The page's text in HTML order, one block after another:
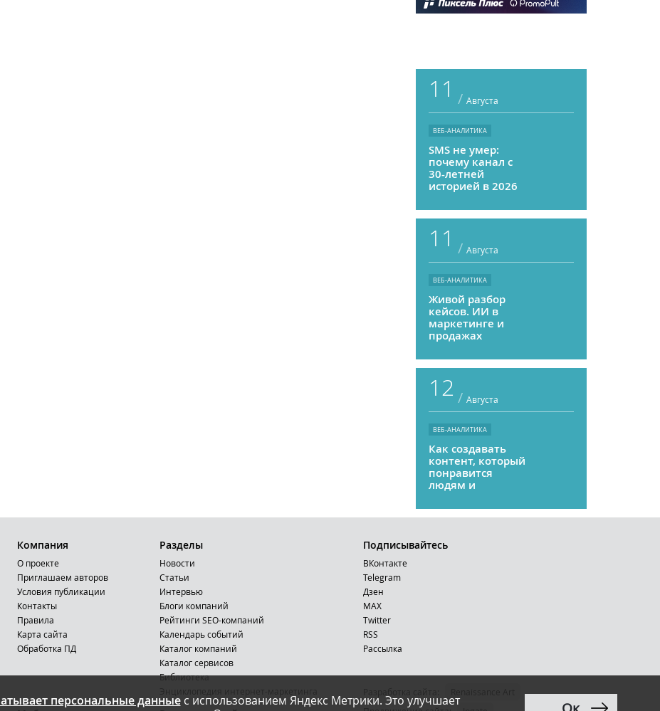
11 / Августа
ВЕБ-АНАЛИТИКА
SMS не умер:
почему канал с
30-летней
историей в 2026
приносить ROMI
выше, чем
мессенджеры
11 / Августа
ВЕБ-АНАЛИТИКА
Живой разбор
кейсов. ИИ в
маркетинге и
продажах
12 / Августа
ВЕБ-АНАЛИТИКА
Как создавать
контент, который
понравится
людям и
персональные данныес использованием Яндекс Метрики. Это улучшает
Компания
О проекте
Приглашаем авторов
Условия публикации
Контакты
Правила
Карта сайта
Обработка ПД
Разделы
Новости
Статьи
Интервью
Блоги компаний
Рейтинги SEO-компаний
Календарь событий
Каталог компаний
Каталог сервисов
Библиотека
Подписывайтесь
ВКонтакте
Telegram
Дзен
MAX
Тwitter
RSS
Рассылка